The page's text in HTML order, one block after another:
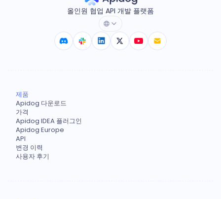
올인원 협업 API 개발 플랫폼
제품
Apidog 다운로드
가격
Apidog IDEA 플러그인
Apidog Europe
API
변경 이력
사용자 후기